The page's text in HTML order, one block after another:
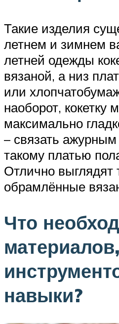
Такие изделия
летнем и зимнем
летней одежды
вязаной, а низ
или
наоборот, кокетку
максимально
– связать
такому платью
Отлично выглядят
обрамлённые
Что
материалов,
навыки?